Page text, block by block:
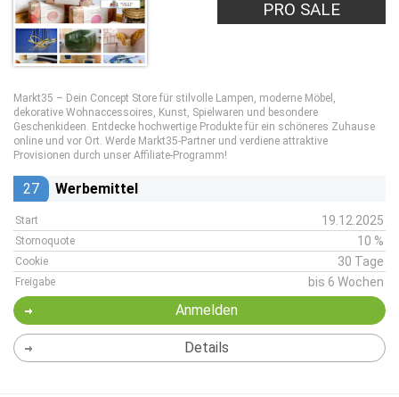
PRO SALE
Markt35 – Dein Concept Store für stilvolle Lampen, moderne Möbel,
dekorative Wohnaccessoires, Kunst, Spielwaren und besondere
Geschenkideen. Entdecke hochwertige Produkte für ein schöneres Zuhause
online und vor Ort. Werde Markt35-Partner und verdiene attraktive
Provisionen durch unser Affiliate-Programm!
27 Werbemittel
Start 19.12.2025
Stornoquote 10 %
Cookie 30 Tage
Freigabe bis 6 Wochen
Anmelden
Details